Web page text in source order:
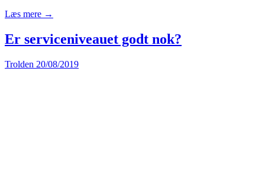
Læs mere →
Er serviceniveauet godt nok?
Trolden 20/08/2019